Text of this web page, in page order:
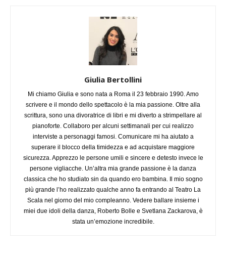
Giulia Bertollini
Mi chiamo Giulia e sono nata a Roma il 23 febbraio 1990. Amo
scrivere e il mondo dello spettacolo è la mia passione. Oltre alla
scrittura, sono una divoratrice di libri e mi diverto a strimpellare al
pianoforte. Collaboro per alcuni settimanali per cui realizzo
interviste a personaggi famosi. Comunicare mi ha aiutato a
superare il blocco della timidezza e ad acquistare maggiore
sicurezza. Apprezzo le persone umili e sincere e detesto invece le
persone vigliacche. Un’altra mia grande passione è la danza
classica che ho studiato sin da quando ero bambina. Il mio sogno
più grande l’ho realizzato qualche anno fa entrando al Teatro La
Scala nel giorno del mio compleanno. Vedere ballare insieme i
miei due idoli della danza, Roberto Bolle e Svetlana Zackarova, è
stata un’emozione incredibile.